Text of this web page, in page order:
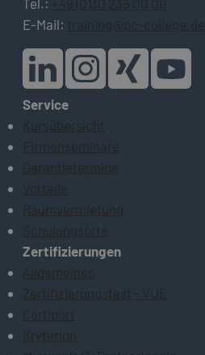
E-Mail: training@pc-college.de
Service
Kursübersicht
Firmenseminare
Garantietermine
Vorteile
Raumvermietung
Schulungsorte
Zertifizierungen
Allgemeines
Zertifizierungstest - VUE
Certiport
Kryterion